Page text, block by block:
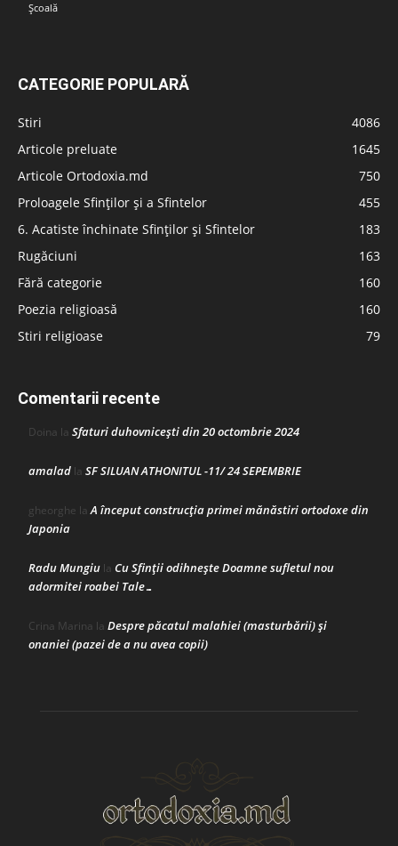
Școală
CATEGORIE POPULARĂ
Stiri
4086
Articole preluate
1645
Articole Ortodoxia.md
750
Proloagele Sfinților și a Sfintelor
455
6. Acatiste închinate Sfinților și Sfintelor
183
Rugăciuni
163
Fără categorie
160
Poezia religioasă
160
Stiri religioase
79
Comentarii recente
Doina la Sfaturi duhovnicești din 20 octombrie 2024
amalad la SF SILUAN ATHONITUL -11/ 24 SEPEMBRIE
gheorghe laA început construcţia primei mănăstiri ortodoxe din
Japonia
Radu Mungiu la Cu Sfinții odihnește Doamne sufletul nou
adormitei roabei Tale…
Crina Marina la Despre păcatul malahiei (masturbării) şi
onaniei (pazei de a nu avea copii)